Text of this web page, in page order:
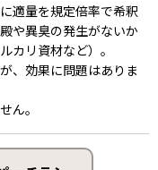
適量を規定倍率で希釈
や異臭の発生がないか
カリ資材など）。
、効果に問題はありま
ん。